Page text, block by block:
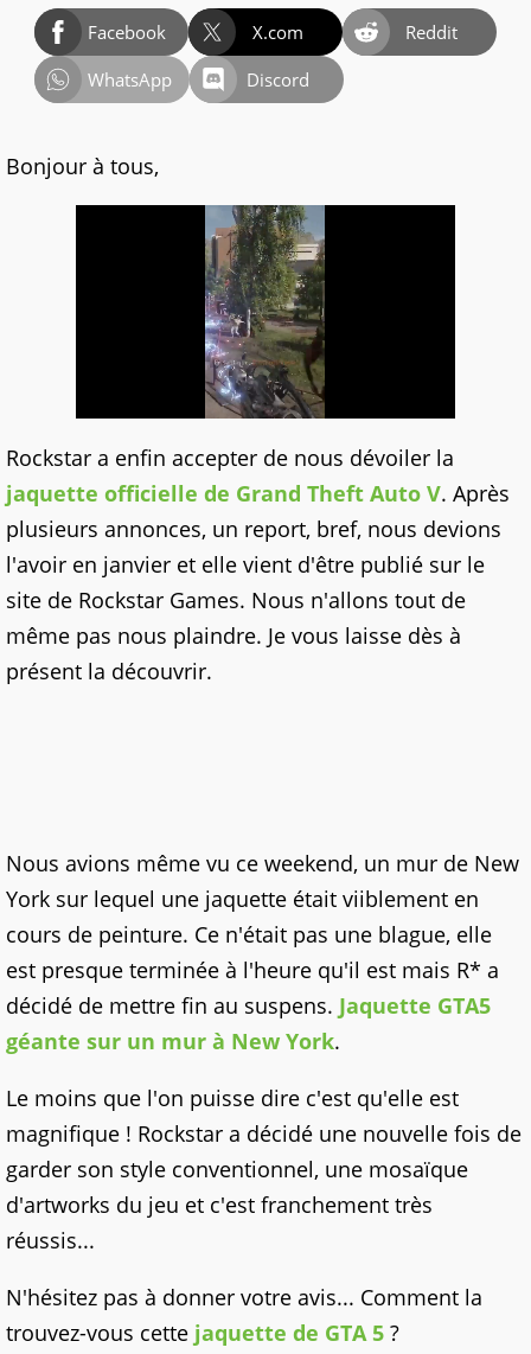
Facebook X.com
Reddit
WhatsApp
Discord
Bonjour à tous,
Rockstar a enfin accepter de nous dévoiler la
jaquette officielle de Grand Theft Auto V. Après
plusieurs annonces, un report, bref, nous devions
l'avoir en janvier et elle vient d'être publié sur le
site de Rockstar Games. Nous n'allons tout de
même pas nous plaindre. Je vous laisse dès à
présent la découvrir.
Nous avions même vu ce weekend, un mur de New
York sur lequel une jaquette était viiblement en
cours de peinture. Ce n'était pas une blague, elle
est presque terminée à l'heure qu'il est mais R* a
décidé de mettre fin au suspens. Jaquette GTA5
géante sur un mur à New York.
Le moins que l'on puisse dire c'est qu'elle est
magnifique ! Rockstar a décidé une nouvelle fois de
garder son style conventionnel, une mosaïque
d'artworks du jeu et c'est franchement très
réussis...
N'hésitez pas à donner votre avis... Comment la
trouvez-vous cette jaquette de GTA 5 ?